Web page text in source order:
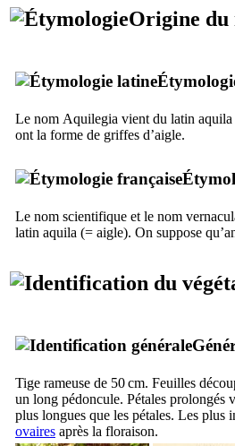
Origine du
Le nom Aquilegia vient du latin aquila
ont la forme de griffes d’aigle.
Le nom scientifique et le nom
latin aquila (= aigle). On suppose
Tige rameuse de 50 cm. Feuilles
un long pédoncule. Pétales prolongés
plus longues que les pétales. Les plus
ovaires après la floraison.